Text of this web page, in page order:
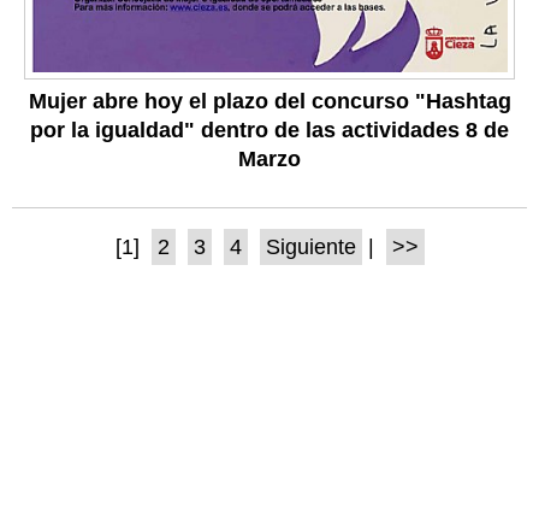
Mujer abre hoy el plazo del concurso "Hashtag
por la igualdad" dentro de las actividades 8 de
Marzo
[1] 2 3 4 Siguiente | >>